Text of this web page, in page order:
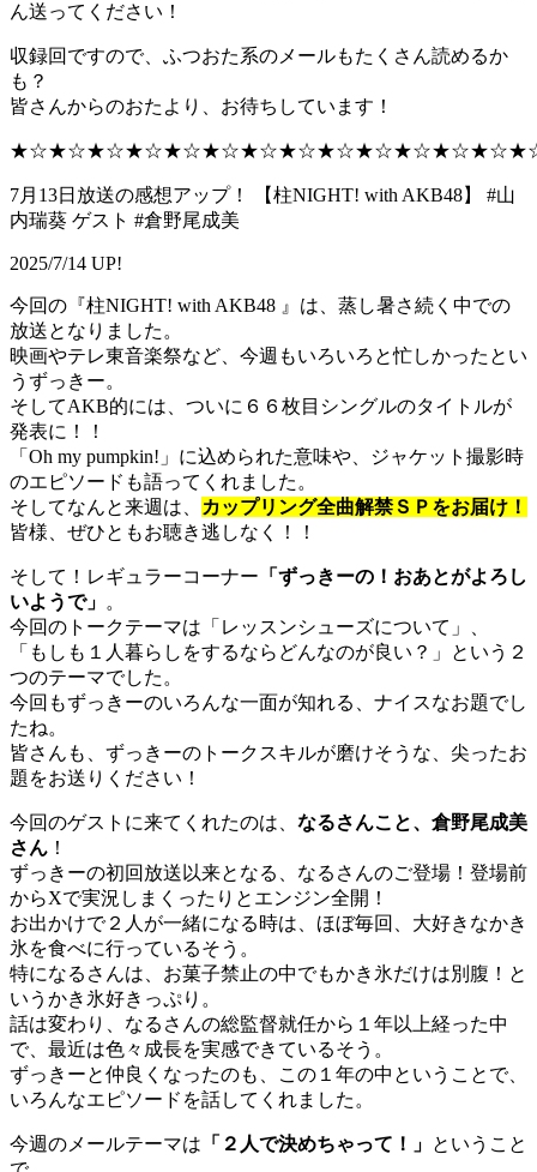
ん送ってください！
収録回ですので、ふつおた系のメールもたくさん読めるか
も？
皆さんからのおたより、お待ちしています！
7月13日放送の感想アップ！ 【柱NIGHT! with AKB48】 #山
内瑞葵 ゲスト #倉野尾成美
2025/7/14 UP!
今回の『柱NIGHT! with AKB48 』は、蒸し暑さ続く中での
放送となりました。
映画やテレ東音楽祭など、今週もいろいろと忙しかったとい
うずっきー。
そしてAKB的には、ついに６６枚目シングルのタイトルが
発表に！！
「Oh my pumpkin!」に込められた意味や、ジャケット撮影時
のエピソードも語ってくれました。
そしてなんと来週は、
カップリング全曲解禁ＳＰをお届け！
皆様、ぜひともお聴き逃しなく！！
そして！レギュラーコーナー 「ずっきーの！おあとがよろし
いようで」 。
今回のトークテーマは「レッスンシューズについて」、
「もしも１人暮らしをするならどんなのが良い？」という２
つのテーマでした。
今回もずっきーのいろんな一面が知れる、ナイスなお題でし
たね。
皆さんも、ずっきーのトークスキルが磨けそうな、尖ったお
題をお送りください！
今回のゲストに来てくれたのは、 なるさんこと、倉野尾成美
さん ！
ずっきーの初回放送以来となる、なるさんのご登場！登場前
からXで実況しまくったりとエンジン全開！
お出かけで２人が一緒になる時は、ほぼ毎回、大好きなかき
氷を食べに行っているそう。
特になるさんは、お菓子禁止の中でもかき氷だけは別腹！と
いうかき氷好きっぷり。
話は変わり、なるさんの総監督就任から１年以上経った中
で、最近は色々成長を実感できているそう。
ずっきーと仲良くなったのも、この１年の中ということで、
いろんなエピソードを話してくれました。
今週のメールテーマは 「２人で決めちゃって！」 ということ